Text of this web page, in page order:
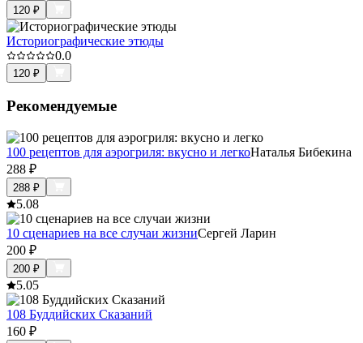
120 ₽
Историографические этюды
0.0
120 ₽
Рекомендуемые
100 рецептов для аэрогриля: вкусно и легкоНаталья Бибекина
288 ₽
288 ₽
5.08
10 сценариев на все случаи жизниСергей Ларин
200 ₽
200 ₽
5.05
108 Буддийских Сказаний
160 ₽